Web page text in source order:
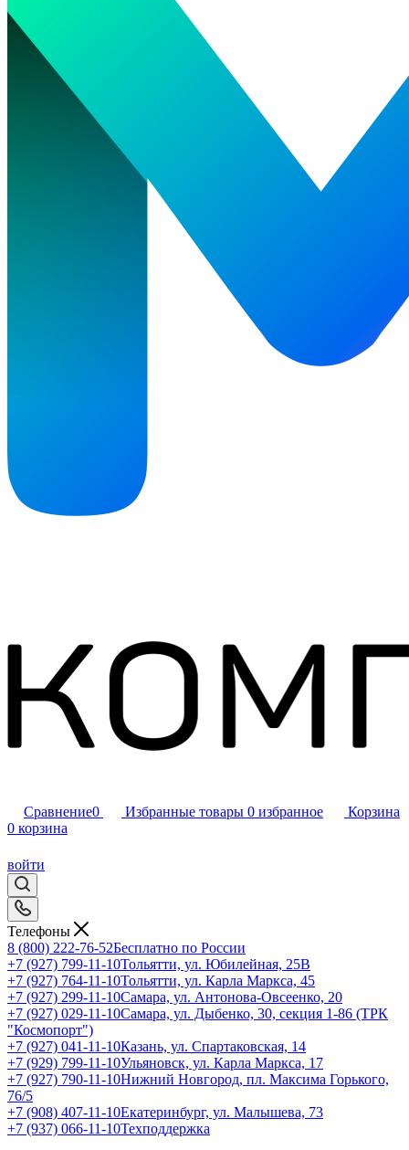
Сравнение0 Избранные товары 0 избранное
Корзина
0 корзина
войти
Телефоны
8 (800) 222-76-52Бесплатно по России
+7 (927) 799-11-10Тольятти, ул. Юбилейная, 25В
+7 (927) 764-11-10Тольятти, ул. Карла Маркса, 45
+7 (927) 299-11-10Самара, ул. Антонова-Овсеенко, 20
+7 (927) 029-11-10Самара, ул. Дыбенко, 30, секция 1-86 (ТРК
"Космопорт")
+7 (927) 041-11-10Казань, ул. Спартаковская, 14
+7 (929) 799-11-10Ульяновск, ул. Карла Маркса, 17
+7 (927) 790-11-10Нижний Новгород, пл. Максима Горького,
76/5
+7 (908) 407-11-10Екатеринбург, ул. Малышева, 73
+7 (937) 066-11-10Техподдержка